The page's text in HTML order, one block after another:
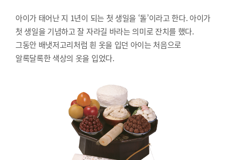
아이가 태어난 지 1년이 되는 첫 생일을 ‘돌’이라고 한다. 아이가
첫 생일을 기념하고 잘 자라길 바라는 의미로 잔치를 했다.
그동안 배냇저고리처럼 흰 옷을 입던 아이는 처음으로
알록달록한 색상의 옷을 입었다.